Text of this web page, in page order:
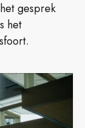
gesprek
het